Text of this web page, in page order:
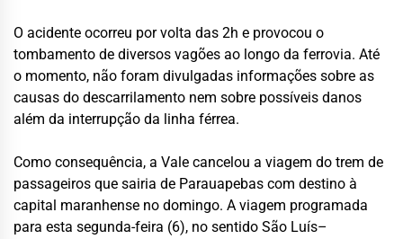
O acidente ocorreu por volta das 2h e provocou o
tombamento de diversos vagões ao longo da ferrovia. Até
o momento, não foram divulgadas informações sobre as
causas do descarrilamento nem sobre possíveis danos
além da interrupção da linha férrea.
Como consequência, a Vale cancelou a viagem do trem de
passageiros que sairia de Parauapebas com destino à
capital maranhense no domingo. A viagem programada
para esta segunda-feira (6), no sentido São Luís–